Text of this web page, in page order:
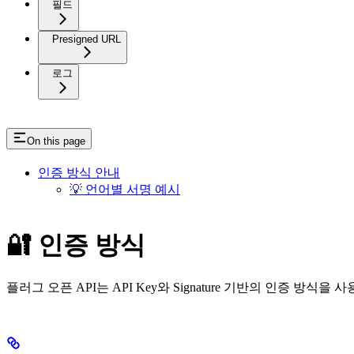
필드
Presigned URL
로그
On this page
인증 방식 안내
💡 언어별 서명 예시
🔐 인증 방식
플러그 오픈 API는 API Key와 Signature 기반의 인증 방식을 사